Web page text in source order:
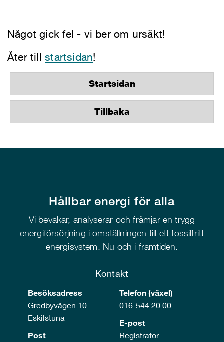
Något gick fel - vi ber om ursäkt!
Åter tillstartsidan!
Startsidan
Tillbaka
Hållbar energi för alla
Vi bevakar, analyserar och främjar en trygg
energiförsörjning i omställningen till ett fossilfritt
energisystem. Nu och i framtiden.
Kontakt
Besöksadress
Gredbyvägen 10
Eskilstuna
Post
Telefon (växel)
016-544 20 00
E-post
Registrator